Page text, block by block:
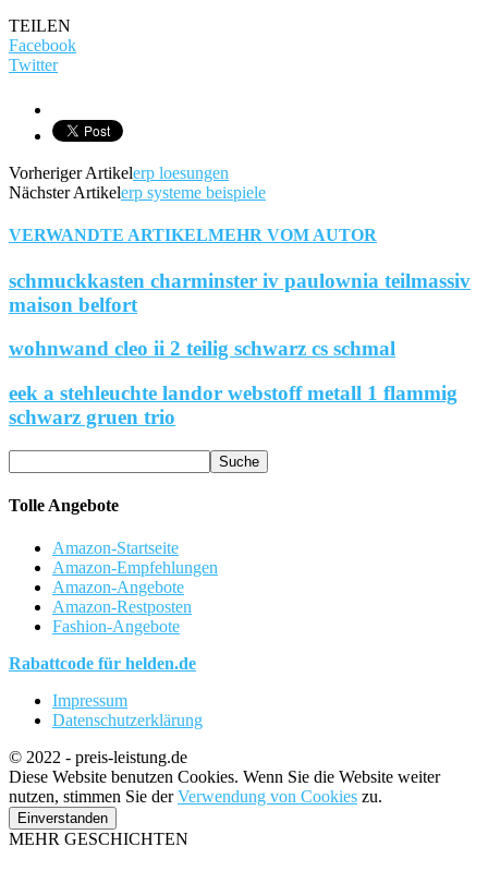
TEILEN
Facebook
Twitter
Vorheriger Artikelerp loesungen
Nächster Artikelerp systeme beispiele
VERWANDTE ARTIKELMEHR VOM AUTOR
schmuckkasten charminster iv paulownia teilmassiv
maison belfort
wohnwand cleo ii 2 teilig schwarz cs schmal
eek a stehleuchte landor webstoff metall 1 flammig
schwarz gruen trio
Tolle Angebote
Amazon-Startseite
Amazon-Empfehlungen
Amazon-Angebote
Amazon-Restposten
Fashion-Angebote
Rabattcode für helden.de
Impressum
Datenschutzerklärung
© 2022 - preis-leistung.de
Diese Website benutzen Cookies. Wenn Sie die Website weiter
nutzen, stimmen Sie derVerwendung von Cookies zu.
Einverstanden
MEHR GESCHICHTEN